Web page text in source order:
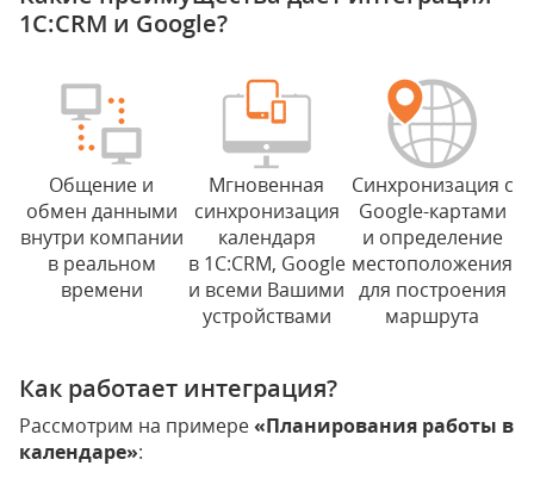
1С:CRM и Google?
Общение и
обмен данными
внутри компании
в реальном
времени
Мгновенная
синхронизация
календаря
в 1С:CRM, Google
и всеми Вашими
устройствами
Синхронизация с
Google-картами
и определение
местоположения
для построения
маршрута
Как работает интеграция?
Рассмотрим на примере«Планирования работы в
календаре»: